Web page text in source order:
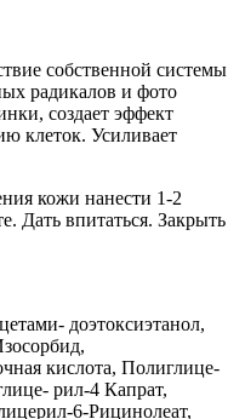
собственной системы
радикалов и фото
создает эффект
клеток. Усиливает
кожи нанести 1-2
Дать впитаться. Закрыть
доэтоксиэтанол,
кислота, Полиглице-
рил-4 Капрат,
6-Рицинолеат,